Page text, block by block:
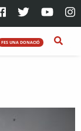
FES UNA DONACIÓ